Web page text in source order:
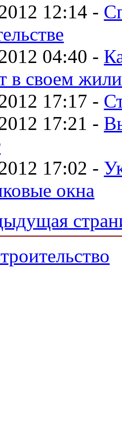
12:14 -
04:40 -
в своем
17:17 -
17:21 -
17:02 -
окна